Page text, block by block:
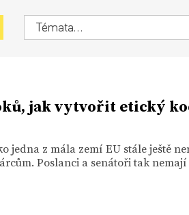
jak vytvořit etický
jedna z mála zemí EU stále ještě
Poslanci a senátoři tak